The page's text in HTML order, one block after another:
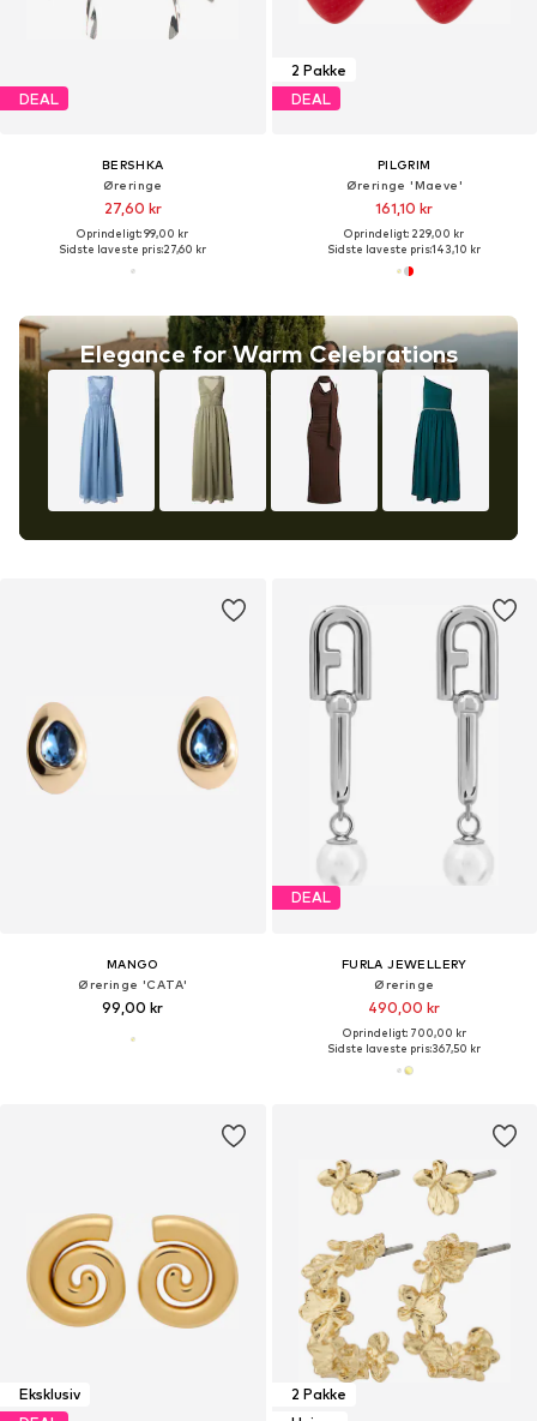
DEAL
BERSHKA
Øreringe
27,60 kr
Oprindeligt: 99,00 kr
Sidste laveste pris:27,60 kr
Elegance for Warm Celebrations
2 Pakke
DEAL
PILGRIM
Øreringe 'Maeve'
161,10 kr
Oprindeligt: 229,00 kr
Sidste laveste pris:143,10 kr
MANGO
Øreringe 'CATA'
99,00 kr
DEAL
FURLA JEWELLERY
Øreringe
490,00 kr
Oprindeligt: 700,00 kr
Sidste laveste pris:367,50 kr
Eksklusiv
2 Pakke